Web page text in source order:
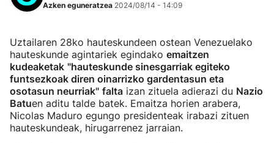
Azken eguneratzea 2024/08/14 - 14:09
Uztailaren 28ko hauteskundeen ostean Venezuelako
hauteskunde agintariek egindako emaitzen
kudeaketak "hauteskunde sinesgarriak egiteko
funtsezkoak diren oinarrizko gardentasun eta
osotasun neurriak" falta izan zituela adierazi du Nazio
Batuen aditu talde batek. Emaitza horien arabera,
Nicolas Maduro egungo presidenteak irabazi zituen
hauteskundeak, hirugarrenez jarraian.